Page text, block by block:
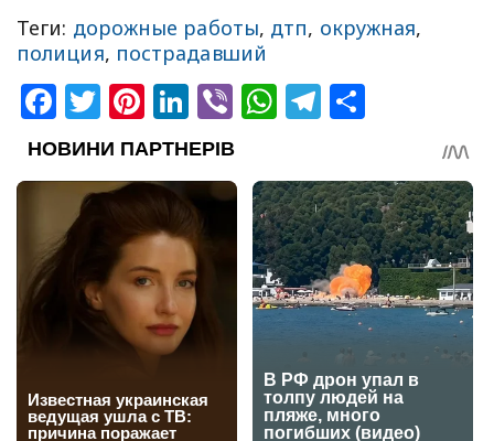
Теги: дорожные работы, дтп, окружная,
полиция, пострадавший
Facebook
Twitter
Pinterest
LinkedIn
ViberWhatsApp
Telegram